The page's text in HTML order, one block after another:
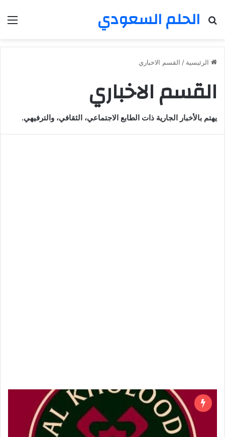
الحلم السعودي
بحث عن
الرئيسية / القسم الاخباري
القسم الاخباري
يهتم بالأخبار الجارية ذات الطابع الاجتماعي، الثقافي، والترفيهي.